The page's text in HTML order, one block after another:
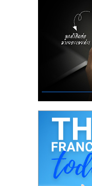
ลงทุน
คืน